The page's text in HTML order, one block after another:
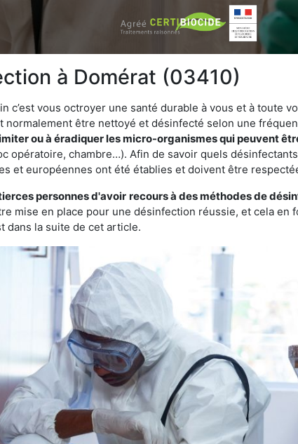
à Domérat (03410)
c’est vous octroyer une santé durable à vous et à toute
normalement être nettoyé et désinfecté selon une
ou à éradiquer les micro-organismes qui peuvent
opératoire, chambre…). Afin de savoir quels
et européennes ont été établies et doivent être
personnes d'avoir recours à des méthodes de
mise en place pour une désinfection réussie, et cela
dans la suite de cet article.